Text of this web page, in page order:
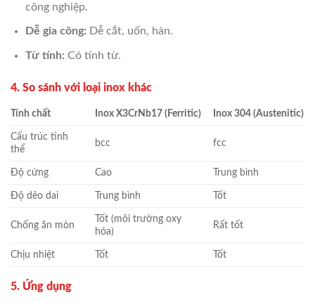
công nghiệp.
Dễ gia công: Dễ cắt, uốn, hàn.
Từ tính: Có tính từ.
4. So sánh với loại inox khác
Tính chất Inox X3CrNb17 (Ferritic) Inox 304 (Austenitic)
Cấu trúc tinh
thể
bcc fcc
Độ cứng Cao Trung bình
Độ dẻo dai Trung bình Tốt
Chống ăn mòn
Tốt (môi trường oxy
hóa)
Rất tốt
Chịu nhiệt Tốt Tốt
5. Ứng dụng